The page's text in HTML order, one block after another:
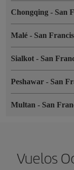
Chongqing - San
Malé - San
Sialkot - San
Peshawar - San
Multan - San
Vuelos